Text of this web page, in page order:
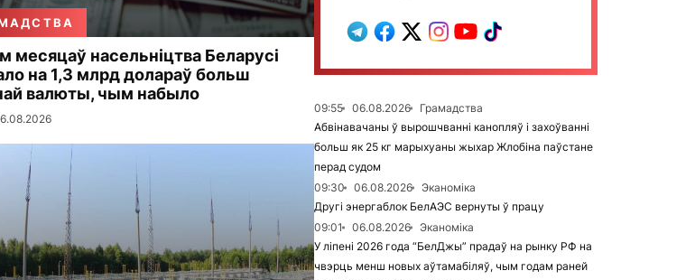
месяцаў насельніцтва Беларусі
на 1,3 млрд долараў больш
валюты, чым набыло
09:55 06.08.2026
Грамадства
Абвінавачаны ў вырошчванні канопляў і захоўванні
больш як 25 кг марыхуаны жыхар Жлобіна паўстане
перад судом
09:30
06.08.2026
Эканоміка
Другі энергаблок БелАЭС вернуты ў працу
09:01
06.08.2026
Эканоміка
У ліпені 2026 года “БелДжы” прадаў на рынку РФ на
чвэрць менш новых аўтамабіляў, чым годам раней